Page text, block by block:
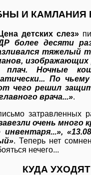
И КАМЛАНИЯ
детских слез»
более десяти
тяжелый
изображающих
плач. Ночные
По
чего решил
врача...».
затравленных
очень
инвентаря...»,
. Теперь нет
нечего...
КУДА